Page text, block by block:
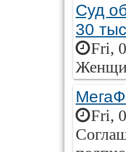
Суд
30
Fri,
Fri,